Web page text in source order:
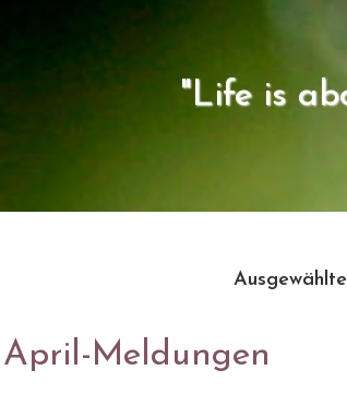
"Life is
April-Meldungen